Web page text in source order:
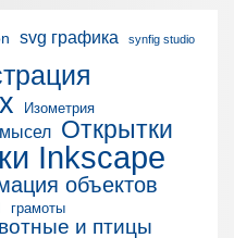
svg графика synfig studio
Изометрия
Открытки
Inkscape
объектов
грамоты
и птицы